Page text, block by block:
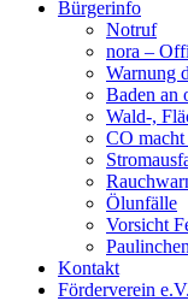
Bürgerinfo
Notruf
nora –
Warnung
Baden an
Wald-,
CO
Ölunfälle
Vorsicht
Kontakt
Förderverein e.V.